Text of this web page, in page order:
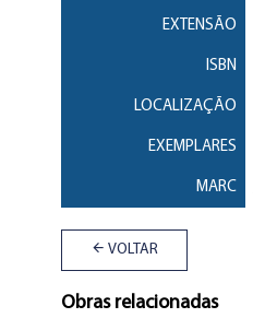
EXTENSÃO
ISBN
LOCALIZAÇÃO
EXEMPLARES
MARC
VOLTAR
Obras relacionadas